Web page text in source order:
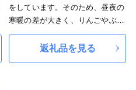
をしています。そのため、昼夜の
寒暖の差が大きく、りんごやぶど
うなどの各種果物の生産環境に恵
まれており、県内でも有数の果樹
の産地として知られています。
返礼品を見る